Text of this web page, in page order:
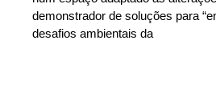
demonstrador de soluções para
desafios ambientais da